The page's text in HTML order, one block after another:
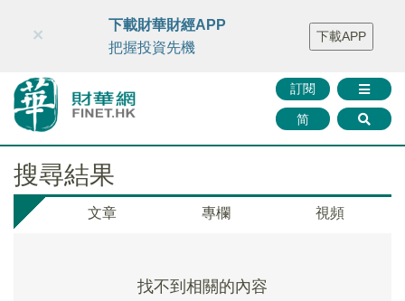
財華智庫網 FINTV FINMETA 財華證券 媒體矩陣
智庫沙龍
聯絡我們
訂閱
简
×
下載財華財經APP
把握投資先機
下載APP
搜尋結果
文章 專欄 視頻
找不到相關的內容